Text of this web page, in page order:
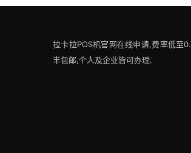
拉卡拉POS机官网在线申请,费率低至
丰包邮,个人及企业皆可办理.